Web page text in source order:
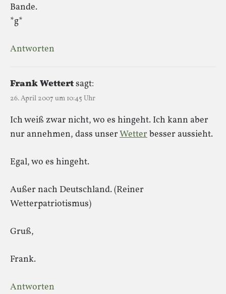
Bande.
*g*
Antworten
Frank Wettertsagt:
26. April 2007 um 10:45 Uhr
Ich weiß zwar nicht, wo es hingeht. Ich kann aber
nur annehmen, dass unserWetterbesser aussieht.
Egal, wo es hingeht.
Außer nach Deutschland. (Reiner
Wetterpatriotismus)
Gruß,
Frank.
Antworten